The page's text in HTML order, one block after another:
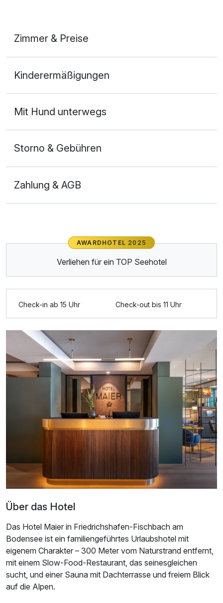
Zimmer & Preise
2 Erwachsene
Für 8 Tage 680,00 €
Doppelzimmer Deluxe
2 Erwachsene und 1 Kind
Ausstattung
Für 8 Tage p.P. ab820,00 €
Kinderermäßigungen
Mit Hund unterwegs
Storno & Gebühren
Zahlung & AGB
AWARDHOTEL 2025
Verliehen für ein TOP Seehotel
Check-in ab 15 Uhr Check-out bis 11 Uhr
Über das Hotel
Das Hotel Maier in Friedrichshafen-Fischbach am
Bodensee ist ein familiengeführtes Urlaubshotel mit
eigenem Charakter – 300 Meter vom Naturstrand entfernt,
mit einem Slow-Food-Restaurant, das seinesgleichen
sucht, und einer Sauna mit Dachterrasse und freiem Blick
auf die Alpen.